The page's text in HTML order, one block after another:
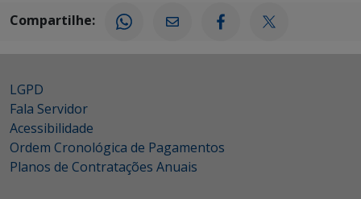
Compartilhe:
LGPD
Fala Servidor
Acessibilidade
Ordem Cronológica de Pagamentos
Planos de Contratações Anuais